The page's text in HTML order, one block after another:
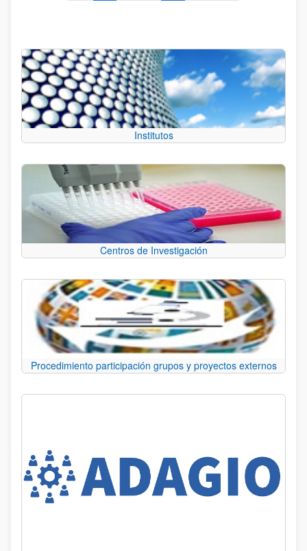
Institutos
Centros de Investigación
Procedimiento participación grupos y proyectos externos